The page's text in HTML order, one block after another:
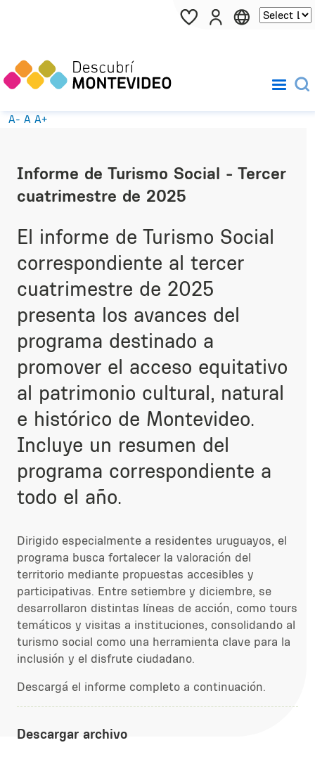
Pasar al contenido principal
A- A A+
Informe de Turismo Social - Tercer
cuatrimestre de 2025
El informe de Turismo Social
correspondiente al tercer
cuatrimestre de 2025
presenta los avances del
programa destinado a
promover el acceso equitativo
al patrimonio cultural, natural
e histórico de Montevideo.
Incluye un resumen del
programa correspondiente a
todo el año.
Dirigido especialmente a residentes uruguayos, el
programa busca fortalecer la valoración del
territorio mediante propuestas accesibles y
participativas. Entre setiembre y diciembre, se
desarrollaron distintas líneas de acción, como tours
temáticos y visitas a instituciones, consolidando al
turismo social como una herramienta clave para la
inclusión y el disfrute ciudadano.
Descargá el informe completo a continuación.
Descargar archivo